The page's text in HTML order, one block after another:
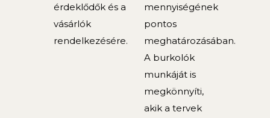
érdeklődők és a
vásárlók
rendelkezésére.
mennyiségének
pontos
meghatározásában.
A burkolók
munkáját is
megkönnyíti,
akik a tervek